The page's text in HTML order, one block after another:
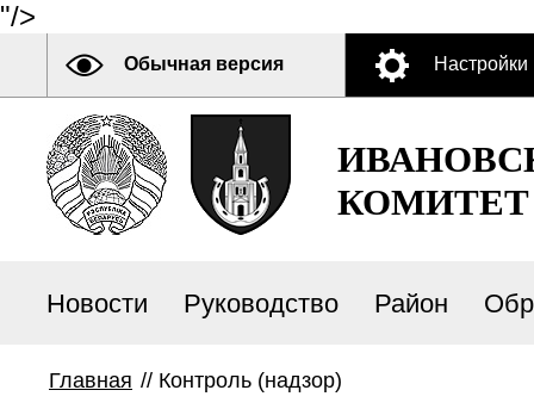
"/>
Обычная версия Настройки
КОМИТЕТ
Новости Руководство Район
Главная // Контроль (надзор)